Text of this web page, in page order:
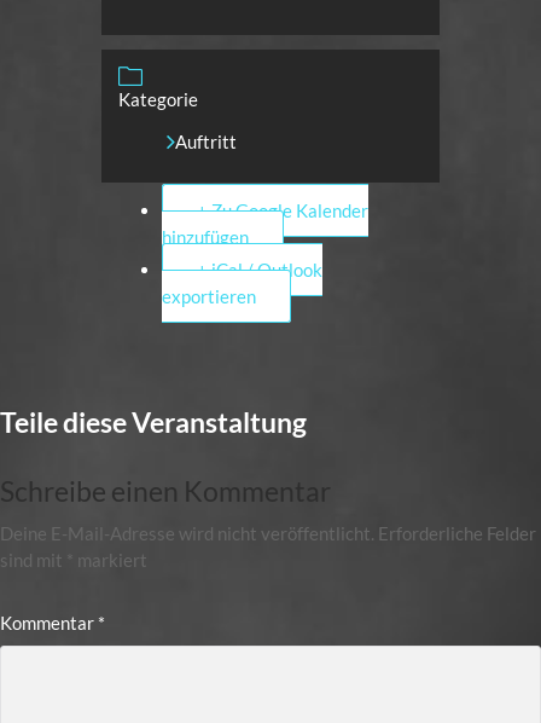
Kategorie
Auftritt
+ Zu Google Kalender
hinzufügen
+ iCal / Outlook
exportieren
Teile diese Veranstaltung
Schreibe einen Kommentar
Deine E-Mail-Adresse wird nicht veröffentlicht. Erforderliche Felder
sind mit * markiert
Kommentar *